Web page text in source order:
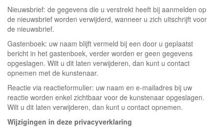
Nieuwsbrief: de gegevens die u verstrekt heeft bij aanmelden op
de nieuwsbrief worden verwijderd, wanneer u zich uitschrijft voor
de nieuwsbrief.
Gastenboek: uw naam blijft vermeld bij een door u geplaatst
bericht in het gastenboek, verder worden er geen gegevens
opgeslagen. Wilt u dit laten verwijderen, dan kunt u contact
opnemen met de kunstenaar.
Reactie via reactieformulier: uw naam en e-mailadres bij uw
reactie worden enkel zichtbaar voor de kunstenaar opgeslagen.
Wilt u dit laten verwijderen, dan kunt u contact opnemen.
Wijzigingen in deze privacyverklaring